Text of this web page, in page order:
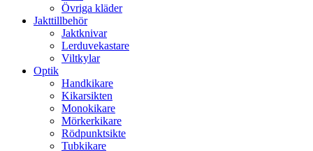
Övriga kläder
Jakttillbehör
Jaktknivar
Lerduvekastare
Viltkylar
Optik
Handkikare
Kikarsikten
Monokikare
Mörkerkikare
Rödpunktsikte
Tubkikare